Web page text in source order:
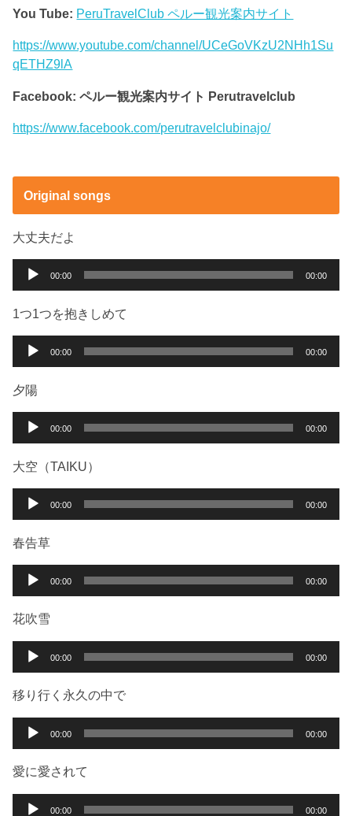
You Tube: PeruTravelClub ペルー観光案内サイト
https://www.youtube.com/channel/UCeGoVKzU2NHh1Su
qETHZ9lA
Facebook: ペルー観光案内サイト Perutravelclub
https://www.facebook.com/perutravelclubinajo/
Original songs
大丈夫だよ
プ
ー
00:00 00:00
1つ1つを抱きしめて
プ
レ
ー
00:00 00:00
夕陽
プ
レ
ー
00:00 00:00
大空（TAIKU）
プ
レ
ー
00:00 00:00
春告草
プ
ー
00:00 00:00
花吹雪
プ
ー
00:00 00:00
移り行く永久の中で
プ
00:00 00:00
愛に愛されて
00:00 00:00